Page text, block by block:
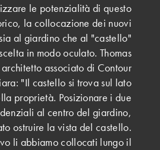
le potenzialità di questo
la collocazione dei nuovi
al giardino che al "castello"
in modo oculato. Thomas
associato di Contour
"Il castello si trova sul lato
proprietà. Posizionare i due
al centro del giardino,
ostruire la vista del castello.
li abbiamo collocati lungo il